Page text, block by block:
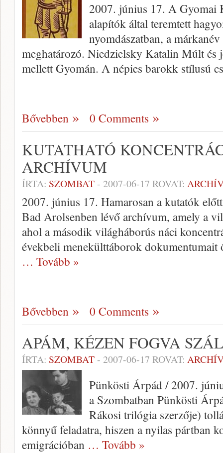
2007. június 17. A Gyomai
alapítók által teremtett
nyomdászatban, a
meghatározó. Niedzielsky Katalin Múlt és
mellett Gyomán. A népies barokk stílusú
Bővebben 0 Comments
KUTATHATÓ
ARCHÍVUM
ÍRTA: SZOMBAT- 2007-06-17 ROVAT:
2007. június 17. Hamarosan a kutatók
Bad Arolsenben lévő archívum, amely a
ahol a második világháborús náci
évekbeli menekülttáborok
… Tovább »
Bővebben 0 Comments
APÁM, KÉZEN FOGVA
ÍRTA: SZOMBAT- 2007-06-17 ROVAT:
Pünkösti Árpád / 2007.
a Szombatban Pünkösti
Rákosi trilógia szerzője)
könnyű feladatra, hiszen a nyilas pártban
emigrációban … Tovább »